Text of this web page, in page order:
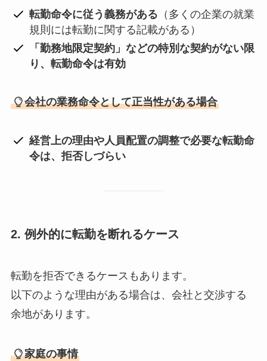
転勤命令に従う義務がある （多くの企業の就業
規則には転勤に関する記載がある）
「勤務地限定契約」などの特別な契約がない限
り、転勤命令は有効
会社の業務命令として正当性がある場合
経営上の理由や人員配置の調整で必要な転勤命
令は、拒否しづらい
2. 例外的に転勤を断れるケース
転勤を拒否できるケースもあります。
以下のような理由がある場合は、会社と交渉する
余地があります。
家庭の事情